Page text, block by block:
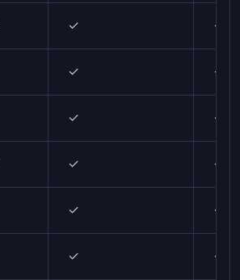
✓ ✓
✓ ✓
✓ ✓
✓ ✓
✓ ✓
✓ ✓